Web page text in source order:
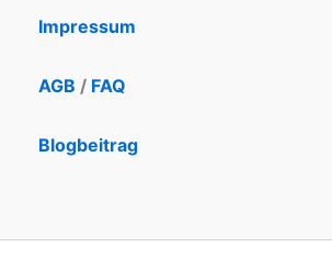
Impressum
AGB / FAQ
Blogbeitrag